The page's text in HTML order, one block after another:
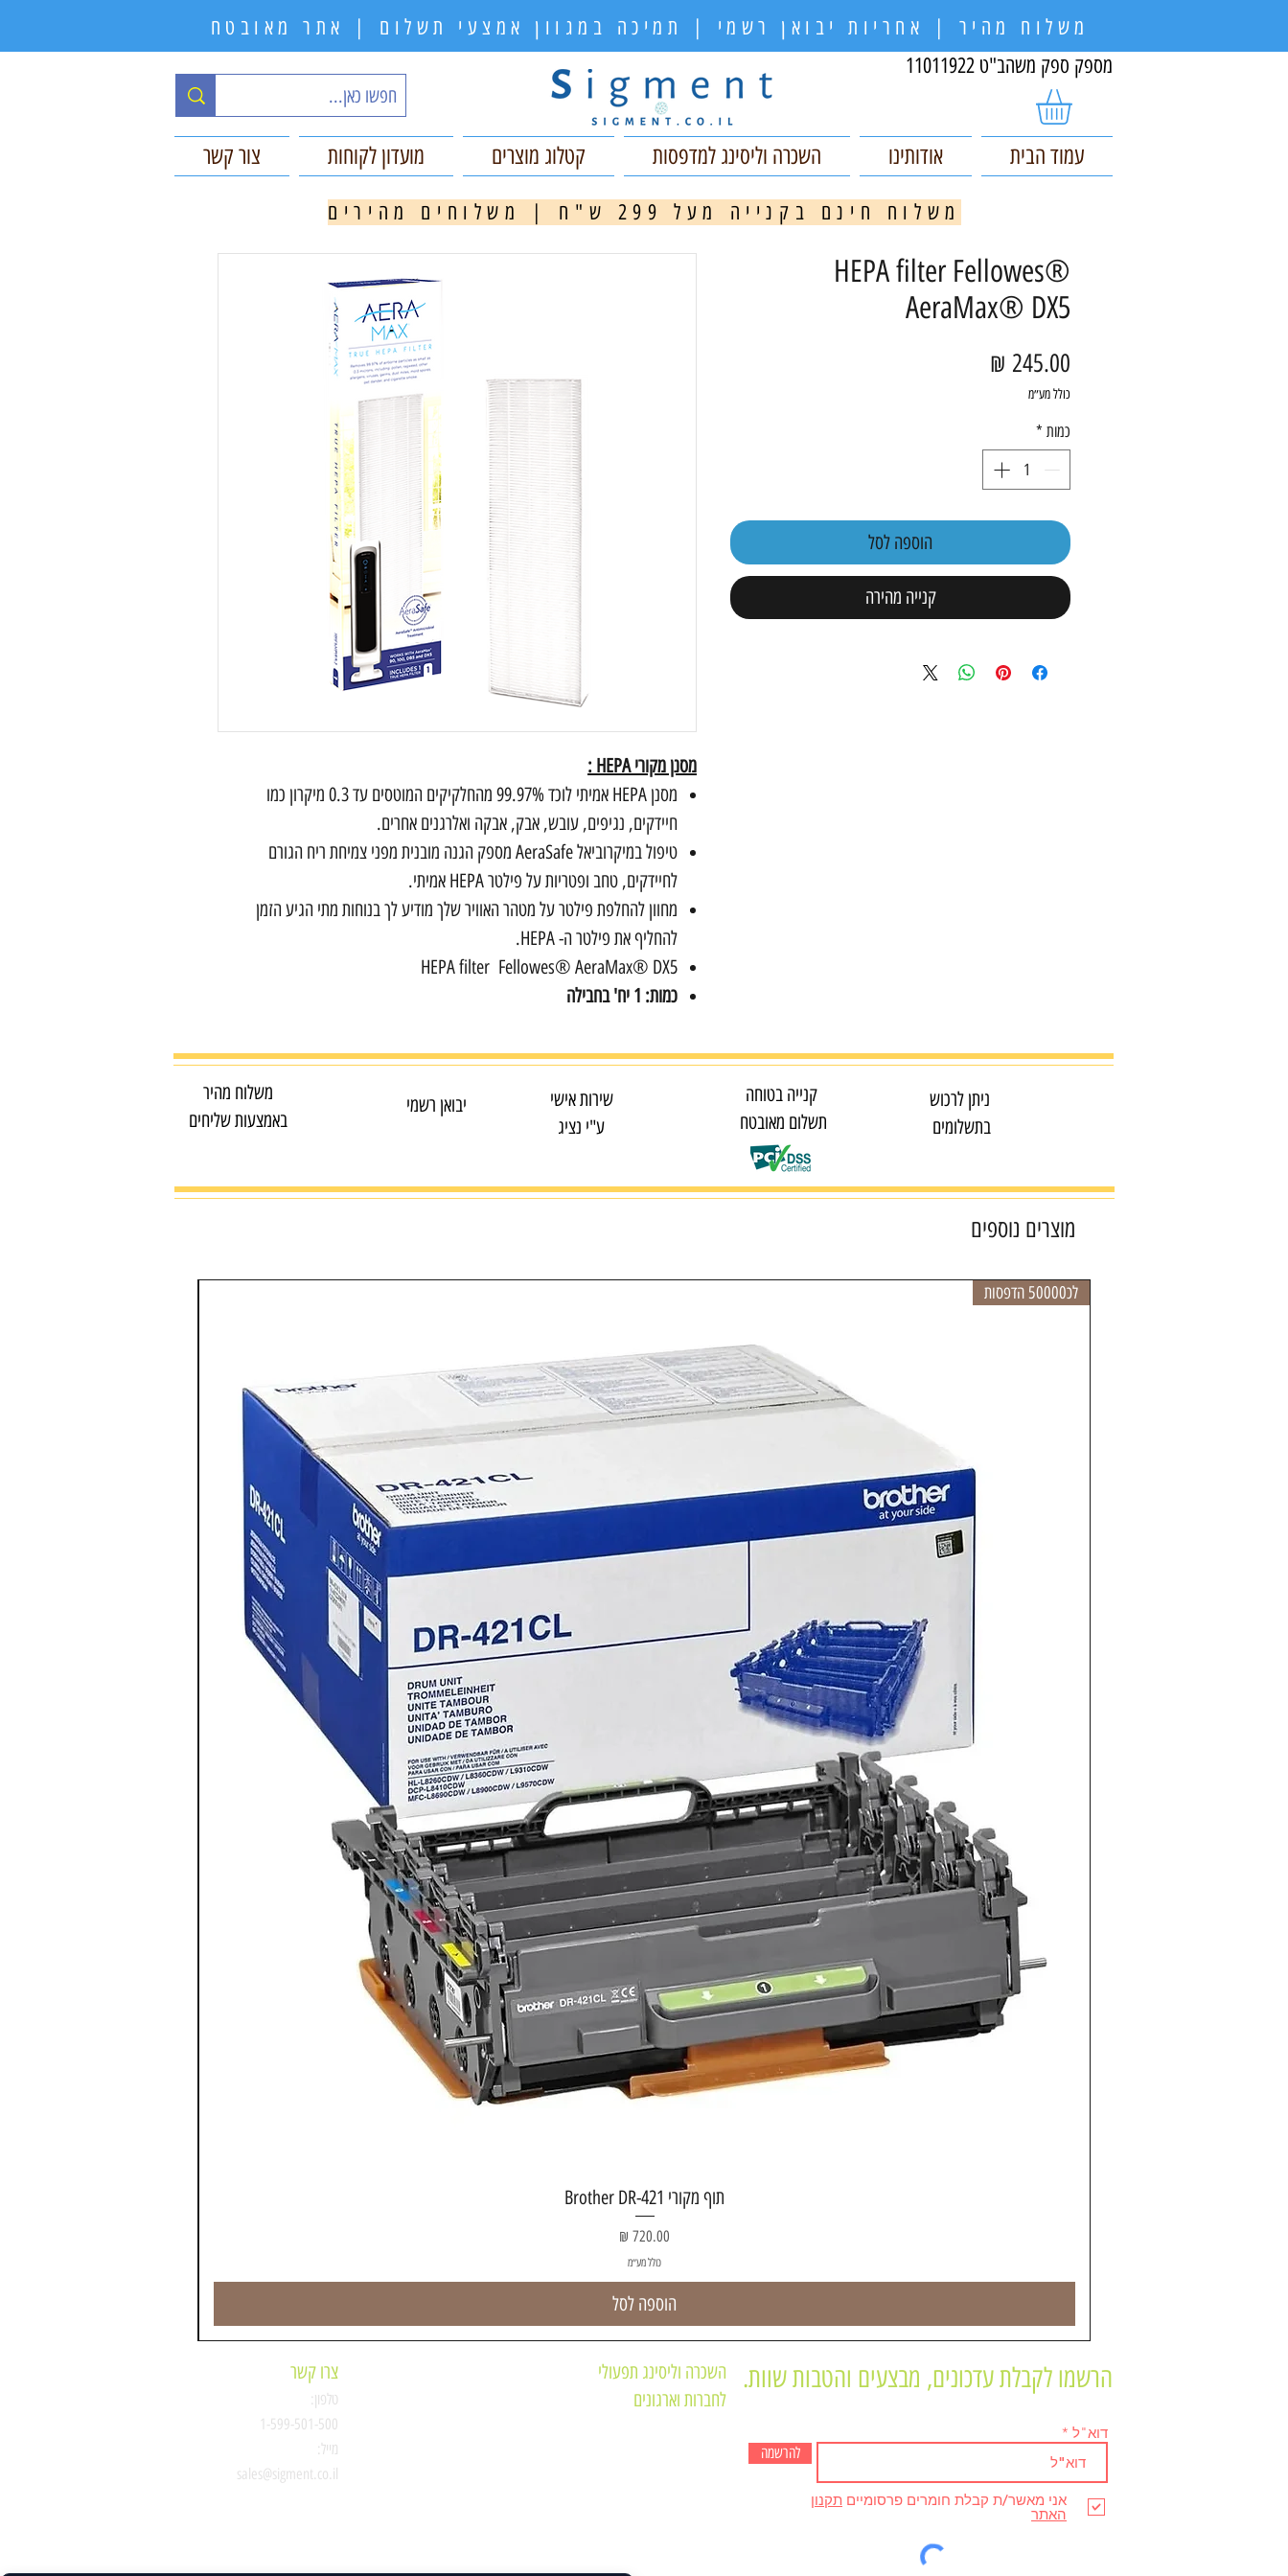
משלוח מהיר | אחריות יבואן רשמי | תמיכה במגוון אמצעי תשלום | אתר מאובטח
מספק ספק משהב"ט 11011922
עמוד הבית אודותינו השכרה וליסינג למדפסות קטלוג מוצרים מועדון לקוחות צור קשר
מ משלוח חינם בקנייה מעל 299 ש"ח | משלוחים מהירים
מסנן מקורי HEPA :
מסנן HEPA אמיתי לוכד 99.97% מהחלקיקים המוטסים עד 0.3 מיקרון כמו
חיידקים, נגיפים, עובש, אבק, אבקה ואלרגנים אחרים.
טיפול במיקרוביאל AeraSafe מספק הגנה מובנית מפני צמיחת ריח הגורם
לחיידקים, טחב ופטריות על פילטר HEPA אמיתי.
מחוון להחלפת פילטר על מטהר האוויר שלך מודיע לך בנוחות מתי הגיע הזמן
להחליף את פילטר ה- HEPA.
HEPA filter Fellowes® AeraMax® DX5
כמות: 1 יח' בחבילה
HEPA filter Fellowes®
AeraMax® DX5
כולל מע״מ
כמות *
הוספה לסל
קנייה מהירה
ניתן לרכוש
בתשלומים
קנייה בטוחה
תשלום מאובטח
שירות אישי
ע"י נציג
יבואן רשמי
משלוח מהיר
באמצעות שליחים
מוצרים נוספים
תצוגה מהירה
לכ50000 הדפסות
תוף מקורי Brother DR-421
מחיר
כולל מע״מ
הוספה לסל
הרשמו לקבלת עדכונים, מבצעים והטבות שוות.
דוא"ל
להרשמה
אני מאשר/ת קבלת חומרים פרסומיים תקנון
האתר
השכרה וליסינג תפעולי
לחברות וארגונים
צרו קשר
טלפון:
1-599-501-500
מייל:
sales@sigment.co.il